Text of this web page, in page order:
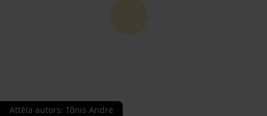
Attēla autors: Tõnis Andre